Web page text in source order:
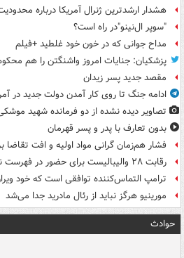
هشدار ارشدترین ژنرال آمریکا درباره
"سوپر ال‌نینو"در راه است؟
مداح جوانی که در خون خود غلطید +فیلم
پزشکیان: جنایات امروز واشنگتن را هم
مقصد جدید پسر زیدان
ادامه جنگ تا روی کار آمدن دولت جدید در
تصاویر دیده‌ نشده از دو فرمانده شهید
بدون تعارف با پدر و پسر قهرمان
فشار هم‌زمان گرانی مواد اولیه و افت تقاضا
رقابت ۲۸ والیبالیست برای حضور در فهرست نهایی تیم ملی
ترامپ التماس‌کننده توافقی است که خود
مورینیو هرگز نباید از رئال مادرید جدا می‌شد
حوادث